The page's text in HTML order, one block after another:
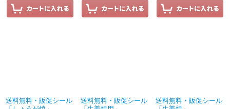
送料無料・販促シール
送料無料・販促シール
送料無料・販促シール